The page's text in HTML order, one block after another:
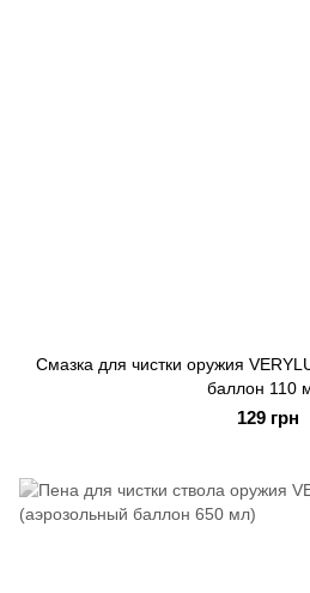
Смазка для чистки оружия
баллон 110
129 грн